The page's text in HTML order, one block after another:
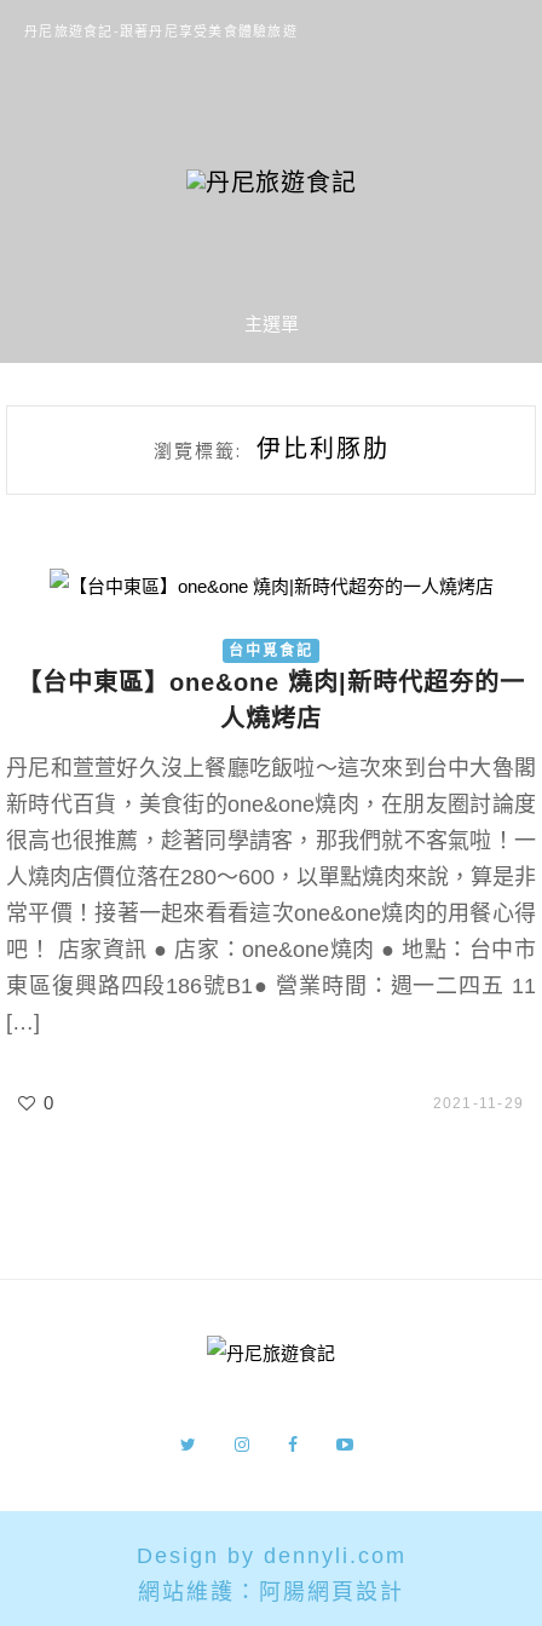
丹尼旅遊食記-跟著丹尼享受美食體驗旅遊
主選單
瀏覽標籤: 伊比利豚肋
台中覓食記
【台中東區】one&one 燒肉|新時代超夯的一
人燒烤店
丹尼和萱萱好久沒上餐廳吃飯啦～這次來到台中大魯閣
新時代百貨，美食街的one&one燒肉，在朋友圈討論度
很高也很推薦，趁著同學請客，那我們就不客氣啦！一
人燒肉店價位落在280～600，以單點燒肉來說，算是非
常平價！接著一起來看看這次one&one燒肉的用餐心得
吧！ 店家資訊 ● 店家：one&one燒肉 ● 地點：台中市
東區復興路四段186號B1● 營業時間：週一二四五 11
[…]
0 2021-11-29
Design by dennyli.com
網站維護： 阿腸網頁設計